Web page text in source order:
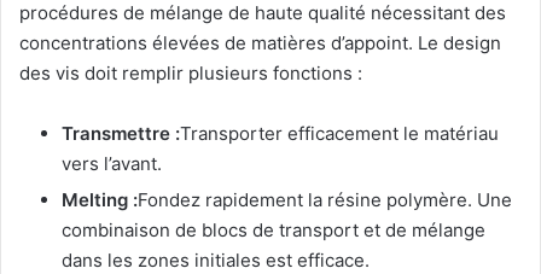
procédures de mélange de haute qualité nécessitant des
concentrations élevées de matières d’appoint. Le design
des vis doit remplir plusieurs fonctions :
Transmettre :Transporter efficacement le matériau
vers l’avant.
Melting :Fondez rapidement la résine polymère. Une
combinaison de blocs de transport et de mélange
dans les zones initiales est efficace.